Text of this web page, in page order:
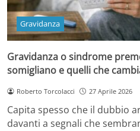
Gravidanza
Gravidanza o sindrome
somigliano e quelli che
Roberto Torcolacci 27 Aprile 2026
Capita spesso che il dubbio
davanti a segnali che